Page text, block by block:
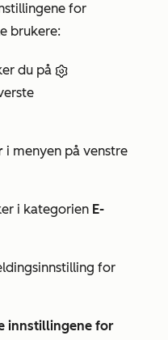
for
brukere:
du på
i menyen på venstre
i kategorien E-
for
innstillingene for